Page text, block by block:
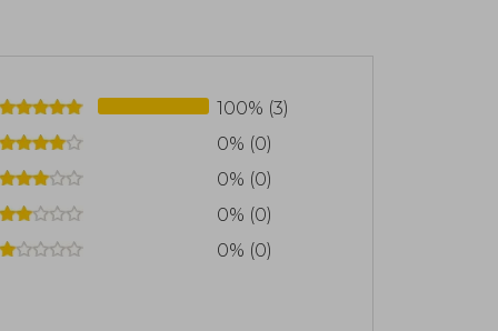
100% (3)
0% (0)
0% (0)
0% (0)
0% (0)